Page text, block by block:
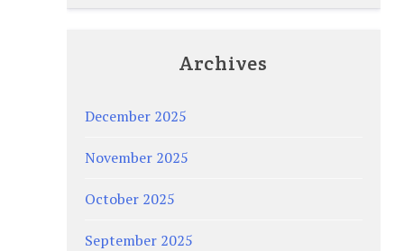
Archives
December 2025
November 2025
October 2025
September 2025